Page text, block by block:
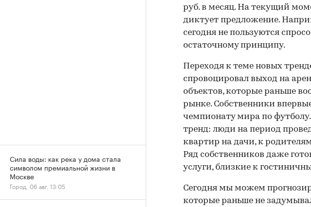
руб. в месяц. На текущий
диктует предложение.
сегодня не пользуются
остаточному принципу.
Переходя к теме новых
спровоцировал выход на
объектов, которые раньше
рынке. Собственники
чемпионату мира по
тренд: люди на период
квартир на дачи, к
Ряд собственников даже
услуги, близкие к
Сегодня мы можем
которые раньше не
Сила воды: как река у дома стала
символом премиальной жизни в
Москве
Город, 06 авг, 13:05